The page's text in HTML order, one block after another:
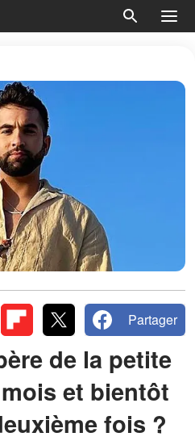
Partager
de la petite
et bientôt
fois ?